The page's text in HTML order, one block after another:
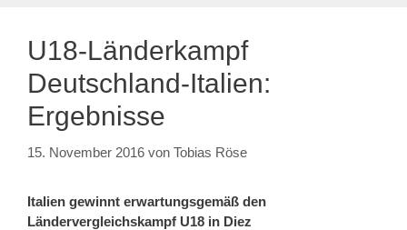
U18-Länderkampf
Deutschland-Italien:
Ergebnisse
15. November 2016 von Tobias Röse
Italien gewinnt erwartungsgemäß den
Ländervergleichskampf U18 in Diez